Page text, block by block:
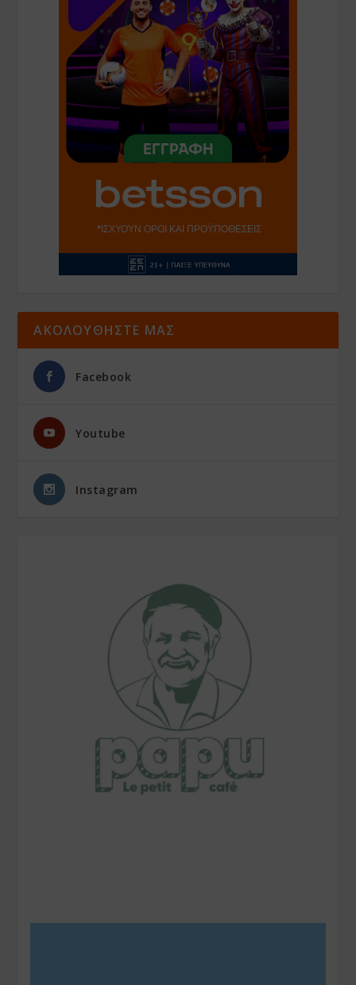
ΑΚΟΛΟΥΘΗΣΤΕ ΜΑΣ
Facebook
Youtube
Instagram